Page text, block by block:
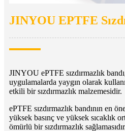
JINYOU EPTFE
JINYOU ePTFE sızdırmazlık
uygulamalarda yaygın olarak
etkili bir sızdırmazlık malzemesidir.
ePTFE sızdırmazlık bandının en
yüksek basınç ve yüksek sıcaklık
ömürlü bir sızdırmazlık